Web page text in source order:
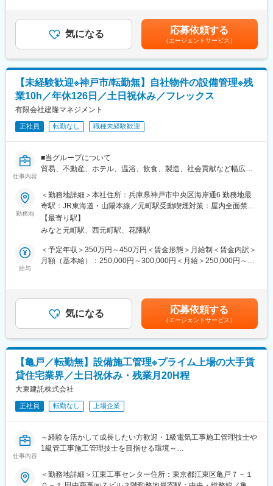
◇同社は住友商事の事業投資会社であり、住友商事が開発した有
名・大型物件を管理する醍醐味を味わえます。受注案件は住友商
事が開発した物件が多く、オフィスビル管理及び物流施設に特化
した事業を行っています。今後も住友商事が開発を進めるに伴
い、管理物件数も増えていく見通しです。晴海アイランド トリト
ンスクエアやクイーンズスクエア横浜などの大型複合施設、大阪
では住友ビルディングの管理も受託しています。
変更の範囲：会社の定める業務
施工管理技士だけでなく、建築士や建築施工管理技士もおり、互
いに補完しあいながら業務を進められる環境です。
せん。
・年に数回、土日出勤や夜間の工事立ち合いが発生することもあ
りますが、代休の取得が可能です。
・案件は神戸市内をメインに、関西圏がほとんどです。
・東京、福岡にも物件がございます。出張は年0～2回程度です。
■評価制度
当社では昇給および賞与は「自己申告制」を採用しています。
■働き方
・フレックス制度導入
・土日祝休みで年間126日
・転勤無し
変更の範囲：当社業務全般
給■昇給・賞与あり賃金はあくまでも目安の金額であり、選考を通
じて上下する可能性があります。月給(月額)は固定手当を含めた表
記です。
気になる 応募依頼する
（エージェントサービス）
【未経験歓迎※神戸市/転勤無】自社物件の設備管理※残
業10h／年休126日／土日祝休み／フレックス
有限会社建隆マネジメント
正社員 転勤なし 職種未経験歓迎
仕事内容
■当グループについて
貿易、不動産、ホテル、温浴、飲食、製造、社会貢献など幅広い
有している不動産の管理を担っています。
■職務内容
自社及びグループ会社が所有する既存物件や、新規に取得した物
件の建物設備システムの調査、改修計画の立案、見積査定、施工
管理など一連の業務をお任せします。事後保全や入居テナント様
からのクレームへの対応もございます。工事は協力会社に依頼し
施工管理技士だけでなく、建築士や建築施工管理技士もおり、互
いに補完しあいながら業務を進められる環境です。
未経験の方は、補助業務からスタートし段階的に業務を習得いた
■ポジションの特徴：
・職種未経験から施工管理にキャリアアップ可能
・自社案件のため落ち着いた環境で学べる
・ベテラン技術者から直接指導を受けられる
【働く環境】・年間休日126日。土日祝休み。自社物件に関する
業務となるため、業務の調整がしやすく、残業はほとんどありま
せん。
・年に数回、土日出勤や夜間の工事立ち合いが発生することもあ
りますが、代休の取得が可能です。
・東京、福岡にも物件がございます。出張は年0～2回程度です。
勤務地
＜勤務地詳細＞本社住所：兵庫県神戸市中央区海岸通6 勤務地最
寄駅：JR東海道・山陽本線／元町駅受動喫煙対策：屋内全面禁煙
変更の範囲：会社の定める事業所
【最寄り駅】
みなと元町駅、西元町駅、花隈駅
給与
＜予定年収＞350万円～450万円＜賃金形態＞月給制＜賃金内訳＞
月額（基本給）：250,000円～300,000円＜月給＞250,000円～
給■昇給・賞与あり賃金はあくまでも目安の金額であり、選考を通
じて上下する可能性があります。月給(月額)は固定手当を含めた表
記です。
気になる 応募依頼する
（エージェントサービス）
【亀戸／転勤無】設備施工管理※プライム上場の大手賃
貸住宅業界／土日祝休み・残業月20H程
大東建託株式会社
正社員 転勤なし 上場企業
仕事内容
～経験を活かして成長したい方歓迎・1級電気工事施工管理技士や
1級管工事施工管理技士を目指せる環境～
施設の設備施工を担当／転勤・出張無し・土日祝休み・残業20H
程とメリハリを持った環境でスキルを磨いて長期就労可能
＜勤務地詳細＞江東工事センター住所：東京都江東区亀戸７－１